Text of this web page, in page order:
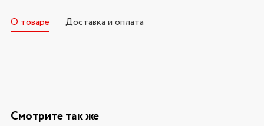
О товаре Доставка и оплата
Смотрите так же